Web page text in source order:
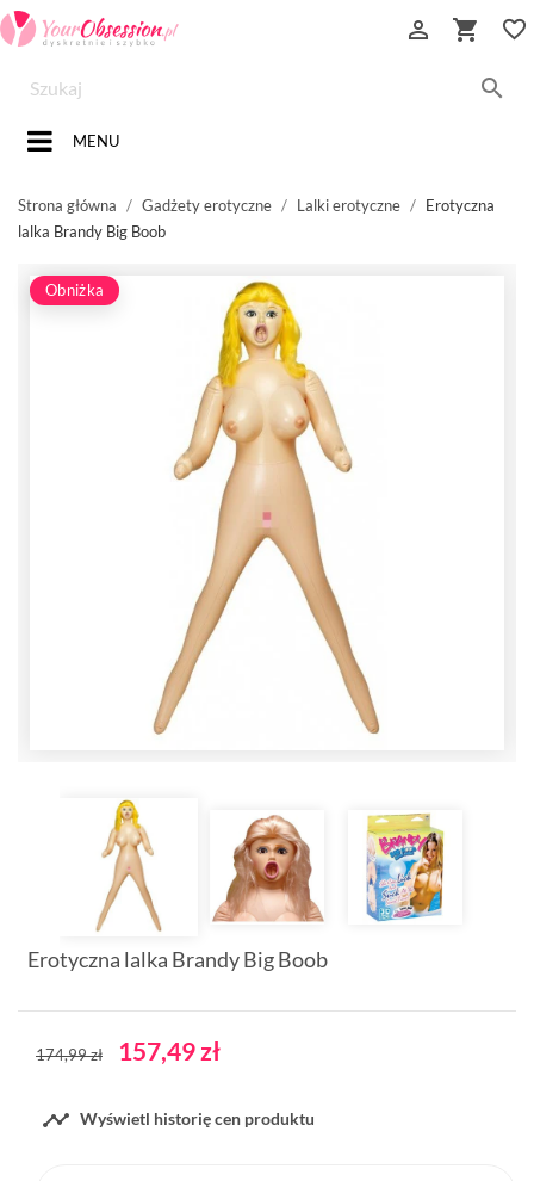
favorite_border



MENU
Strona główna Gadżety erotyczne Lalki erotyczne
Erotyczna
lalka Brandy Big Boob
Obniżka
Erotyczna lalka Brandy Big Boob
174,99 zł 157,49 zł
 Wyświetl historię cen produktu